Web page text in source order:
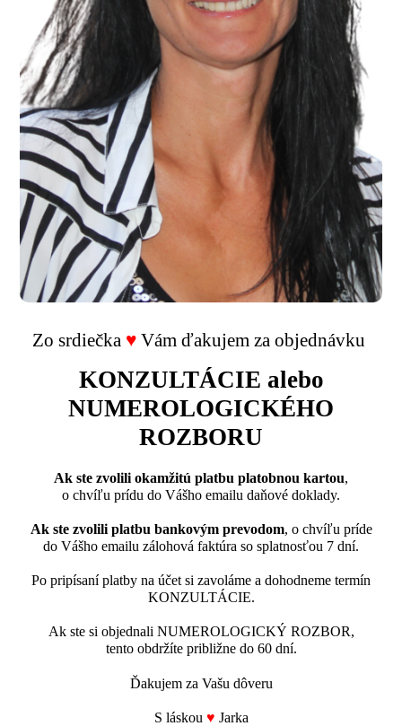
Zo srdiečka ♥ Vám ďakujem za objednávku
KONZULTÁCIE alebo
NUMEROLOGICKÉHO
ROZBORU
Ak ste zvolili okamžitú platbu platobnou kartou,
o chvíľu prídu do Vášho emailu daňové doklady.
Ak ste zvolili platbu bankovým prevodom, o chvíľu príde
do Vášho emailu zálohová faktúra so splatnosťou 7 dní.
Po pripísaní platby na účet si zavoláme a dohodneme termín
KONZULTÁCIE.
Ak ste si objednali NUMEROLOGICKÝ ROZBOR,
tento obdržíte približne do 60 dní.
Ďakujem za Vašu dôveru
S láskou ♥ Jarka